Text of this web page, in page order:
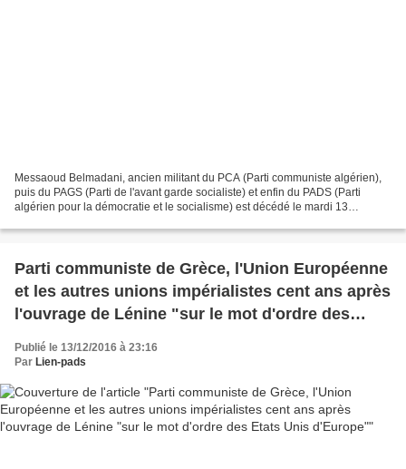
Messaoud Belmadani, ancien militant du PCA (Parti communiste algérien),
puis du PAGS (Parti de l'avant garde socialiste) et enfin du PADS (Parti
algérien pour la démocratie et le socialisme) est décédé le mardi 13
Parti communiste de Grèce, l'Union Européenne
et les autres unions impérialistes cent ans après
l'ouvrage de Lénine "sur le mot d'ordre des
Etats Unis d'Europe"
Publié le 13/12/2016 à 23:16
Par Lien-pads